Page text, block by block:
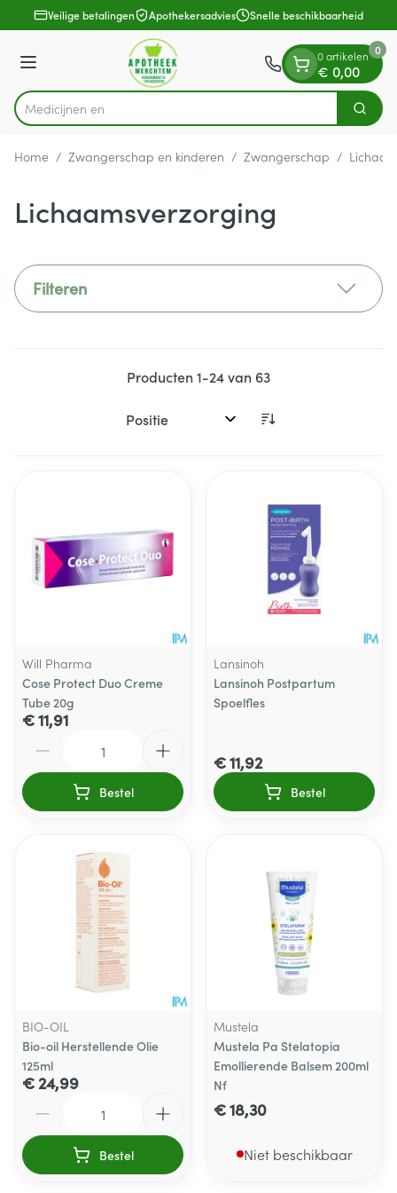
Ga naar de inhoud
1 van 1Veilige betalingen Apothekersadvies Snelle beschikbaarheid
Menu
Product, merk, categorie... Zoek
0 artikelen
€ 0,00
0
Home / Zwangerschap en kinderen / Zwangerschap /
Lichaamsverzorging
Filteren
Producten1-24van 63
Sorteer op:
Will Pharma
Cose Protect Duo Creme
Tube 20g
€ 11,91
Bestel
Lansinoh
Lansinoh Postpartum
Spoelfles
€ 11,92
Bestel
BIO-OIL
Bio-oil Herstellende Olie
125ml
€ 24,99
Bestel
Mustela
Mustela Pa Stelatopia
Emollierende Balsem 200ml
Nf
€ 18,30
Niet beschikbaar